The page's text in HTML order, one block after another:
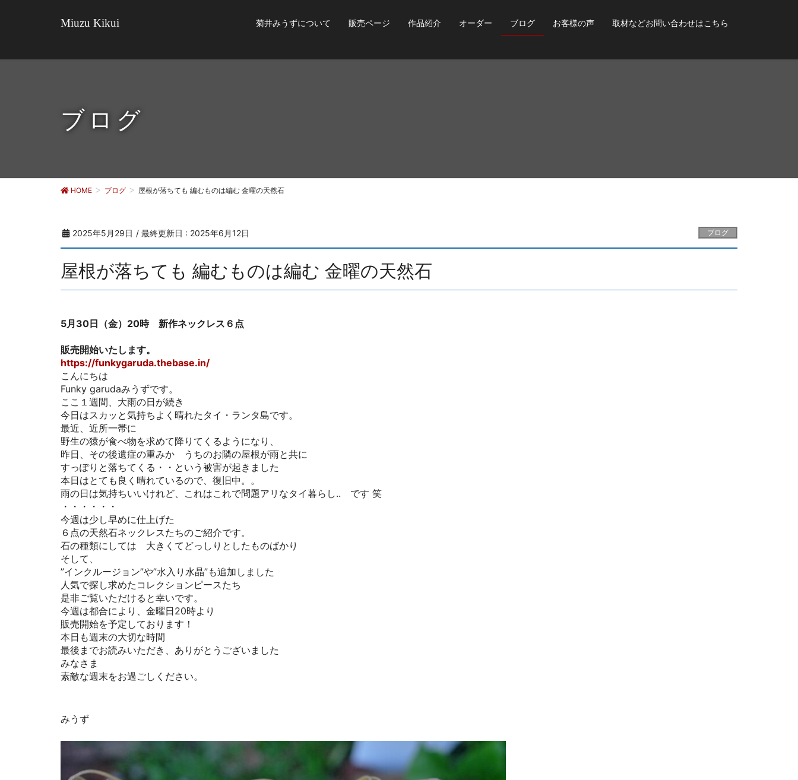
Miuzu Kikui 菊井みうずについて 販売ページ 作品紹介 オーダー ブログ お客様の声 取材などお問い合わせはこちら
ブログ
HOME ブログ 屋根が落ちても 編むものは編む 金曜の天然石
2025年5月29日 / 最終更新日 : 2025年6月12日 ブログ
屋根が落ちても 編むものは編む 金曜の天然石
5月30日（金）20時 新作ネックレス６点
販売開始いたします。
https://funkygaruda.thebase.in/
こんにちは
Funky garudaみうずです。
ここ１週間、大雨の日が続き
今日はスカッと気持ちよく晴れたタイ・ランタ島です。
最近、近所一帯に
野生の猿が食べ物を求めて降りてくるようになり、
昨日、その後遺症の重みか うちのお隣の屋根が雨と共に
すっぽりと落ちてくる・・という被害が起きました
本日はとても良く晴れているので、復旧中。。
雨の日は気持ちいいけれど、これはこれで問題アリなタイ暮らし.. です 笑
・・・・・・
今週は少し早めに仕上げた
６点の天然石ネックレスたちのご紹介です。
石の種類にしては 大きくてどっしりとしたものばかり
そして、
”インクルージョン”や”水入り水晶”も追加しました
人気で探し求めたコレクションピースたち
是非ご覧いただけると幸いです。
今週は都合により、金曜日20時より
販売開始を予定しております！
本日も週末の大切な時間
最後までお読みいただき、ありがとうございました
みなさま
素敵な週末をお過ごしください。
みうず